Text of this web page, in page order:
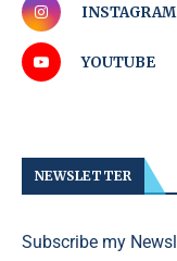
INSTAGRAM
YOUTUBE
NEWSLETTER
Subscribe my